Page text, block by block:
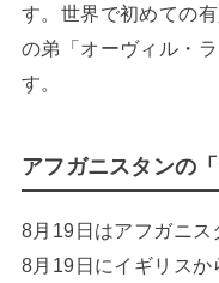
す。世界で初めての
の弟「オーヴィル・
す。
アフガニスタンの「
8月19日はアフガニ
8月19日にイギリスか